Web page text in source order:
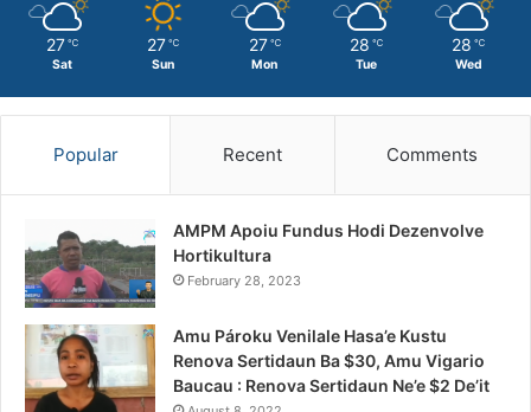
27 ℃
Sat
27 ℃
Sun
27 ℃
Mon
28 ℃
Tue
28 ℃
Wed
Popular Recent Comments
AMPM Apoiu Fundus Hodi Dezenvolve
Hortikultura
February 28, 2023
Amu Pároku Venilale Hasa’e Kustu
Renova Sertidaun Ba $30, Amu Vigario
Baucau : Renova Sertidaun Ne’e $2 De’it